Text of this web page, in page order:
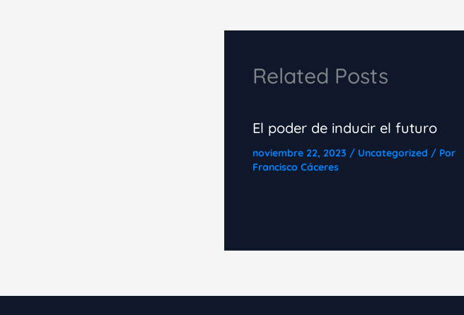
Related Posts
El poder de inducir el futuro
noviembre 22, 2023 / Uncategorized / Por
Francisco Cáceres